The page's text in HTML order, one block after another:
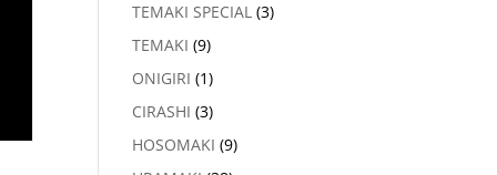
TEMAKI SPECIAL (3)
TEMAKI (9)
ONIGIRI (1)
CIRASHI (3)
HOSOMAKI (9)